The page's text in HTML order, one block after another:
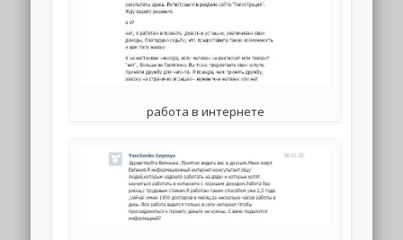
работа в интернете